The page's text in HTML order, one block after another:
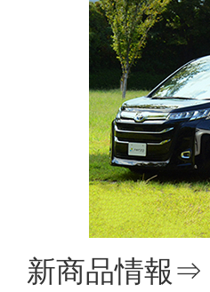
新商品情報⇒